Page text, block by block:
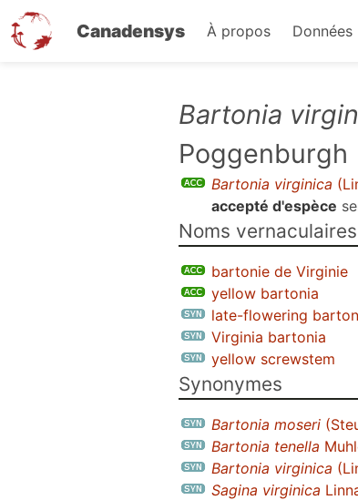
Canadensys À propos Données
Bartonia
Poggenburgh
Bartonia virginica
accepté d'espèce
Noms vernaculaires
bartonie de Virginie
yellow bartonia
late-flowering
Virginia bartonia
yellow screwstem
Synonymes
Bartonia moseri
Bartonia tenella
Bartonia virginica
Sagina virginica